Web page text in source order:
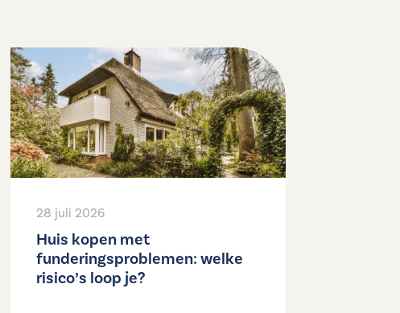
28 juli 2026
Huis kopen met
funderingsproblemen: welke
risico’s loop je?